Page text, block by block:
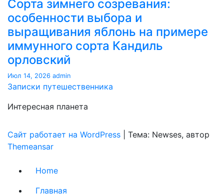
Сорта зимнего созревания:
особенности выбора и
выращивания яблонь на примере
иммунного сорта Кандиль
орловский
Июл 14, 2026 admin
Записки путешественника
Интересная планета
Сайт работает на WordPress
Тема: Newses, автор
Themeansar
Home
Главная